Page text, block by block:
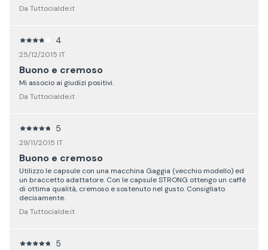
Da Tuttocialde.it
4
25/12/2015 IT
Buono e cremoso
Mi associo ai giudizi positivi.
Da Tuttocialde.it
5
29/11/2015 IT
Buono e cremoso
Utilizzo le capsule con una macchina Gaggia (vecchio modello) ed
un braccetto adattatore. Con le capsule STRONG ottengo un caffè
di ottima qualità, cremoso e sostenuto nel gusto. Consigliato
decisamente.
Da Tuttocialde.it
5